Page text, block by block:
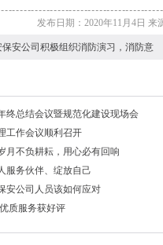
发布日期：2020年11月4日 来
安公司积极组织消防演习，消防意
终总结会议暨规范化建设现场会
工作会议顺利召开
不负耕耘，用心必有回响
服务伙伴、绽放自己
安公司人员该如何应对
质服务获好评